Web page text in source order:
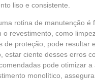
liso e consistente.
rotina de manutenção é
o revestimento, como
de proteção, pode resultar
estar ciente desses erros
pode otimizar a
monolítico,